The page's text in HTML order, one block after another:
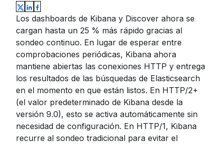
Los dashboards de Kibana y Discover ahora se
cargan hasta un 25 % más rápido gracias al
sondeo continuo. En lugar de esperar entre
comprobaciones periódicas, Kibana ahora
mantiene abiertas las conexiones HTTP y entrega
los resultados de las búsquedas de Elasticsearch
en el momento en que están listos. En HTTP/2+
(el valor predeterminado de Kibana desde la
versión 9.0), esto se activa automáticamente sin
necesidad de configuración. En HTTP/1, Kibana
recurre al sondeo tradicional para evitar el